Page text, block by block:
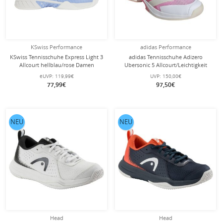
KSwiss Performance
KSwiss Tennisschuhe Express Light 3
Allcourt hellblau/rose Damen
eUVP: 119,99€
77,99€
adidas Performance
adidas Tennisschuhe Adizero
Ubersonic 5 Allcourt/Leichtigkeit
pink/rot/weiss Damen
UVP: 150,00€
97,50€
Head
NEU
Head
NEU